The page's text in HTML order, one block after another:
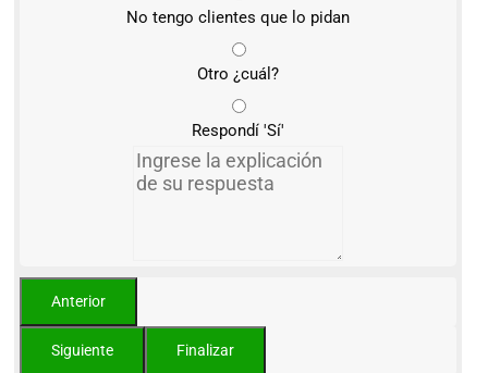
No tengo clientes que lo pidan
Otro ¿cuál?
Respondí 'Sí'